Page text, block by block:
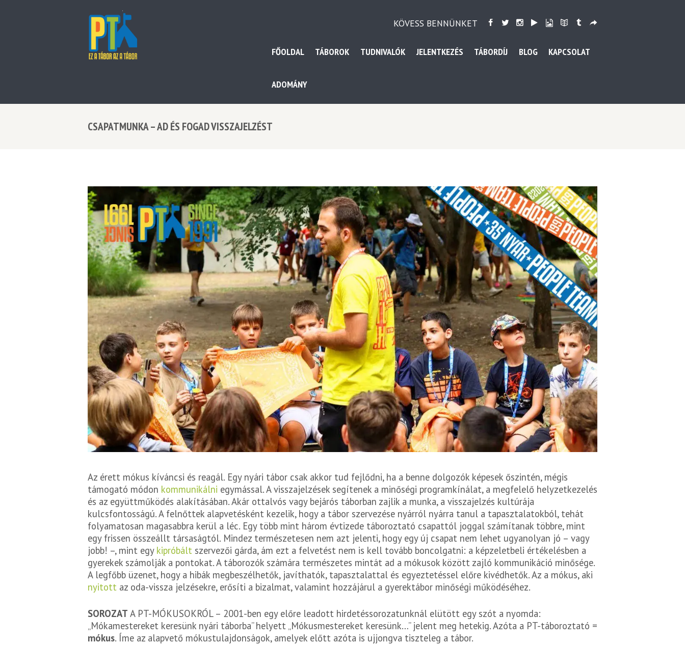
KÖVESS BENNÜNKET
FŐOLDAL TÁBOROK TUDNIVALÓK JELENTKEZÉS TÁBORDÍJ BLOG KAPCSOLAT
ADOMÁNY
CSAPATMUNKA – AD ÉS FOGAD VISSZAJELZÉST
Az érett mókus kíváncsi és reagál. Egy nyári tábor csak akkor tud fejlődni, ha a benne dolgozók képesek őszintén, mégis
támogató módon kommunikálni egymással. A visszajelzések segítenek a minőségi programkínálat, a megfelelő helyzetkezelés
és az együttműködés alakításában. Akár ottalvós vagy bejárós táborban zajlik a munka, a visszajelzés kultúrája
kulcsfontosságú. A felnőttek alapvetésként kezelik, hogy a tábor szervezése nyárról nyárra tanul a tapasztalatokból, tehát
folyamatosan magasabbra kerül a léc. Egy több mint három évtizede táboroztató csapattól joggal számítanak többre, mint
egy frissen összeállt társaságtól. Mindez természetesen nem azt jelenti, hogy egy új csapat nem lehet ugyanolyan jó – vagy
jobb! –, mint egy kipróbált szervezői gárda, ám ezt a felvetést nem is kell tovább boncolgatni: a képzeletbeli értékelésben a
gyerekek számolják a pontokat. A táborozók számára természetes mintát ad a mókusok között zajló kommunikáció minősége.
A legfőbb üzenet, hogy a hibák megbeszélhetők, javíthatók, tapasztalattal és egyeztetéssel előre kivédhetők. Az a mókus, aki
nyitott az oda-vissza jelzésekre, erősíti a bizalmat, valamint hozzájárul a gyerektábor minőségi működéséhez.
SOROZAT A PT-MÓKUSOKRÓL – 2001-ben egy előre leadott hirdetéssorozatunknál elütött egy szót a nyomda:
„Mókamestereket keresünk nyári táborba” helyett „Mókusmestereket keresünk…” jelent meg hetekig. Azóta a PT-táboroztató =
mókus. Íme az alapvető mókustulajdonságok, amelyek előtt azóta is ujjongva tiszteleg a tábor.